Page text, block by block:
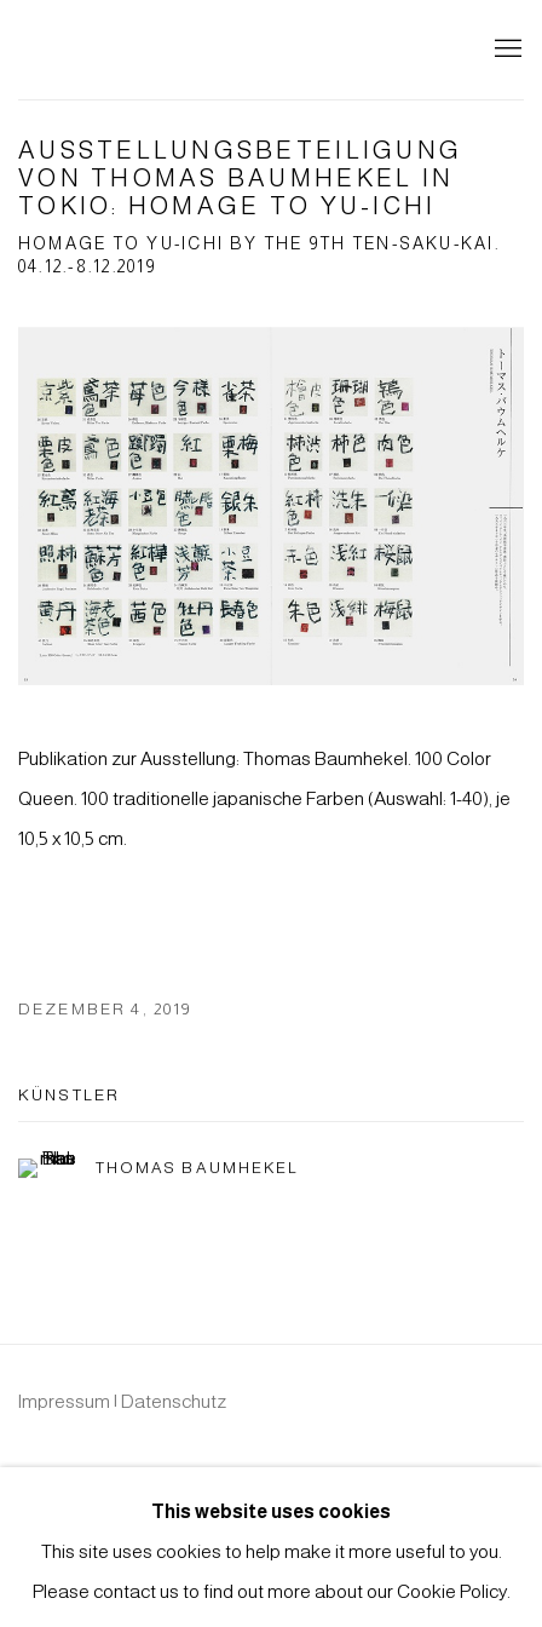
AUSSTELLUNGSBETEILIGUNG
VON THOMAS BAUMHEKEL IN
TOKIO: HOMAGE TO YU-ICHI
HOMAGE TO YU-ICHI BY THE 9TH TEN-SAKU-KAI.
04.12.-8.12.2019
Publikation zur Ausstellung: Thomas Baumhekel. 100 Color
Queen. 100 traditionelle japanische Farben (Auswahl: 1-40), je
10,5 x 10,5 cm.
DEZEMBER 4, 2019
KÜNSTLER
THOMAS BAUMHEKEL
Impressum | Datenschutz
Manage cookies
This website uses cookies
This site uses cookies to help make it more useful to you.
Please contact us to find out more about our Cookie Policy.